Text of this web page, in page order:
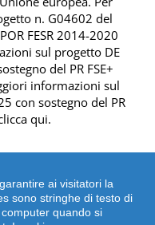
ai visitatori la
sono stringhe di testo di
quando si
n. G04602 del
POR FESR 2014-2020
sul progetto DE
del PR FSE+
informazioni sul
con sostegno del PR
qui.